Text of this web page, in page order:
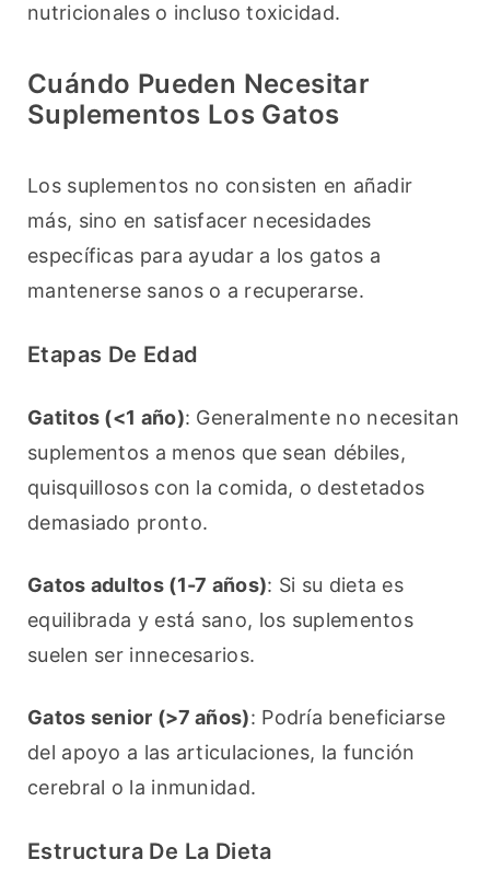
nutricionales o incluso toxicidad.
Cuándo Pueden Necesitar
Suplementos Los Gatos
Los suplementos no consisten en añadir
más, sino en satisfacer necesidades
específicas para ayudar a los gatos a
mantenerse sanos o a recuperarse.
Etapas De Edad
Gatitos (<1 año): Generalmente no necesitan
suplementos a menos que sean débiles,
quisquillosos con la comida, o destetados
demasiado pronto.
Gatos adultos (1-7 años): Si su dieta es
equilibrada y está sano, los suplementos
suelen ser innecesarios.
Gatos senior (>7 años): Podría beneficiarse
del apoyo a las articulaciones, la función
cerebral o la inmunidad.
Estructura De La Dieta